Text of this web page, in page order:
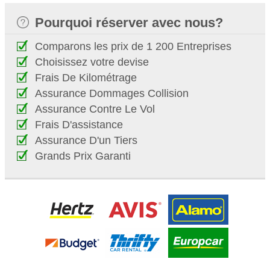
Pourquoi réserver avec nous?
Comparons les prix de 1 200 Entreprises
Choisissez votre devise
Frais De Kilométrage
Assurance Dommages Collision
Assurance Contre Le Vol
Frais D'assistance
Assurance D'un Tiers
Grands Prix Garanti